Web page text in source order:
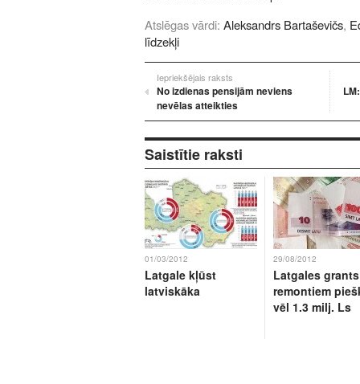
Atslēgas vārdi: Aleksandrs Bartaševičs,
līdzekļi
Iepriekšējais raksts
No izdienas pensijām neviens
nevēlas atteikties
Saistītie raksti
01/03/2012
Latgale kļūst
latviskāka
29/08/2012
Latgales
remontiem
vēl 1.3 milj. Ls